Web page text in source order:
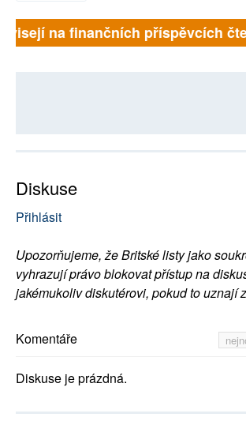
na finančních příspěvcích
Diskuse
Přihlásit
Upozorňujeme, že Britské listy jako
vyhrazují právo blokovat přístup na
jakémukoliv diskutérovi, pokud to uznají
Komentáře
Diskuse je prázdná.